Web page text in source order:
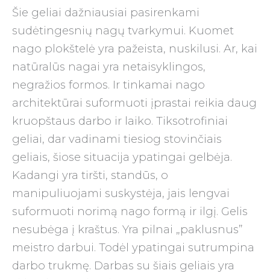
Šie geliai dažniausiai pasirenkami
sudėtingesnių nagų tvarkymui. Kuomet
nago plokštelė yra pažeista, nuskilusi. Ar, kai
natūralūs nagai yra netaisyklingos,
negražios formos. Ir tinkamai nago
architektūrai suformuoti įprastai reikia daug
kruopštaus darbo ir laiko. Tiksotrofiniai
geliai, dar vadinami tiesiog stovinčiais
geliais, šiose situacija ypatingai gelbėja.
Kadangi yra tiršti, standūs, o
manipuliuojami suskystėja, jais lengvai
suformuoti norimą nago formą ir ilgį. Gelis
nesubėga į kraštus. Yra pilnai „paklusnus”
meistro darbui. Todėl ypatingai sutrumpina
darbo trukmę. Darbas su šiais geliais yra